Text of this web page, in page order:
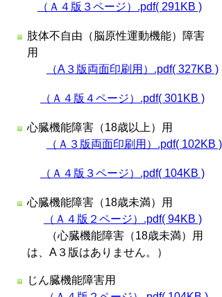
（Ａ４版３ページ）.pdf( 291KB )
肢体不自由（脳原性運動機能）障害
用
（A３版両面印刷用）.pdf( 327KB )
（Ａ４版４ページ）.pdf( 301KB )
心臓機能障害（18歳以上）用
（Ａ３版両面印刷用）.pdf( 102KB )
（Ａ４版３ページ）.pdf( 104KB )
心臓機能障害（18歳未満）用
（Ａ４版２ページ）.pdf( 94KB )
（心臓機能障害（18歳未満）用
は、A３版はありません。）
じん臓機能障害用